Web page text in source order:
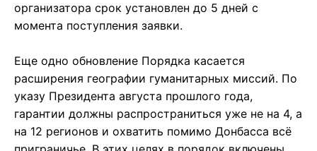
организатора срок установлен до 5 дней с
момента поступления заявки.
Еще одно обновление Порядка касается
расширения географии гуманитарных миссий. По
указу Президента августа прошлого года,
гарантии должны распространиться уже не на 4, а
на 12 регионов и охватить помимо Донбасса всё